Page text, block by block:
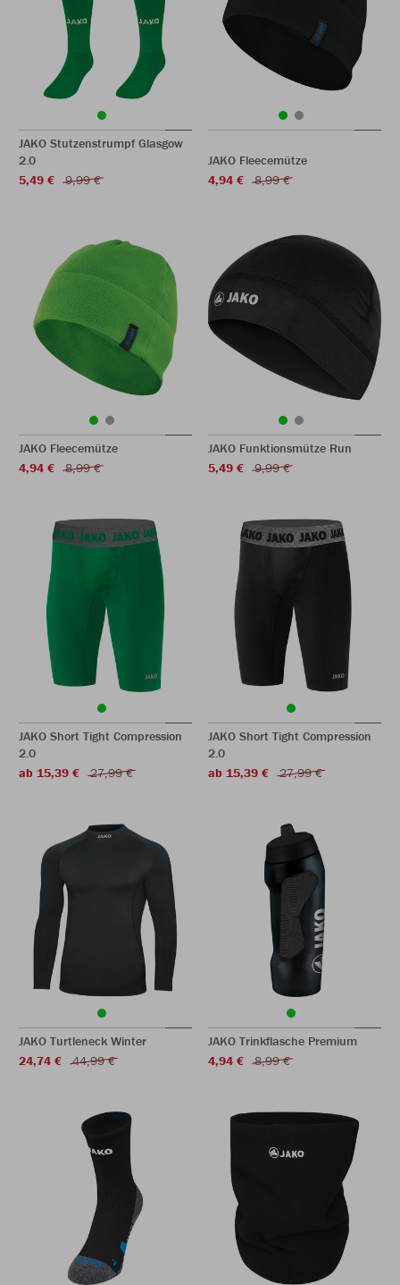
JAKO Stutzenstrumpf Glasgow
2.0
5,49 €
9,99 €
JAKO Fleecemütze
4,94 €
8,99 €
JAKO Fleecemütze
4,94 €
8,99 €
JAKO Funktionsmütze Run
5,49 €
9,99 €
JAKO Short Tight Compression
2.0
ab 15,39 €
27,99 €
JAKO Short Tight Compression
2.0
ab 15,39 €
27,99 €
JAKO Turtleneck Winter
24,74 €
44,99 €
JAKO Trinkflasche Premium
4,94 €
8,99 €